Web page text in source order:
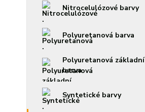
Nitrocelulózové barvy
Polyuretanová barva
Polyuretanová základní
barva
Syntetické barvy